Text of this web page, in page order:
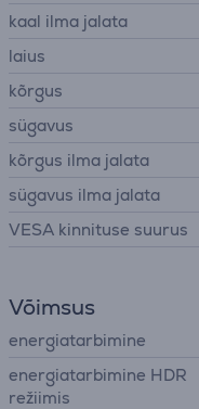
kaal ilma jalata
laius
kõrgus
sügavus
kõrgus ilma jalata
sügavus ilma jalata
VESA kinnituse suurus
Võimsus
energiatarbimine
energiatarbimine HDR
režiimis